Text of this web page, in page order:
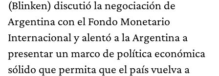
(Blinken) discutió la negociación de
Argentina con el Fondo Monetario
Internacional y alentó a la Argentina a
presentar un marco de política económica
sólido que permita que el país vuelva a